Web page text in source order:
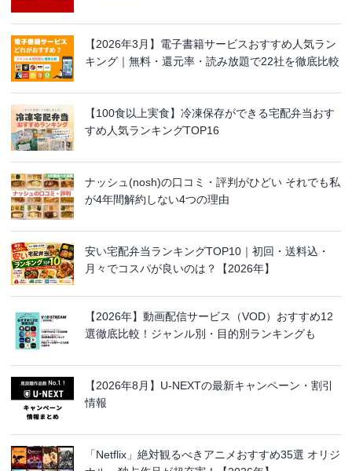
【2026年3月】電子書籍サービスおすすめ人気ラン
キング｜無料・還元率・読み放題で22社を徹底比較
【100食以上実食】冷凍保存ができる宅配弁当おす
すめ人気ランキングTOP16
ナッシュ(nosh)の口コミ・評判がひどい それでも私
が4年間解約しない4つの理由
安い宅配弁当ランキングTOP10｜初回・送料込・
月々でコスパが良いのは？【2026年】
【2026年】動画配信サービス（VOD）おすすめ12
選徹底比較！ジャンル別・目的別ランキングも
【2026年8月】U-NEXTの最新キャンペーン・割引
情報
「Netflix」絶対観るべきアニメおすすめ35選 オリジ